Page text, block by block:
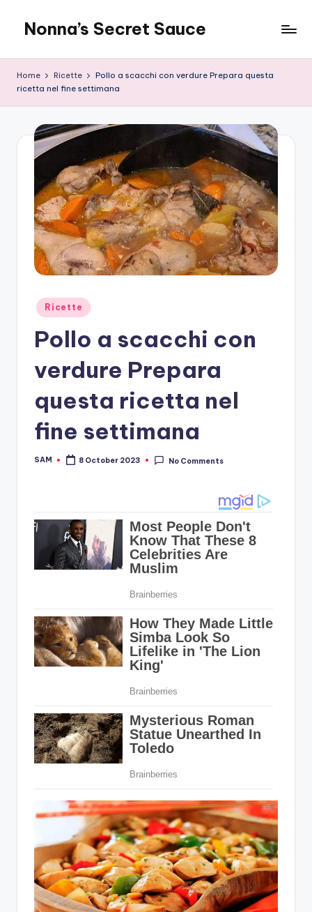
content
Nonna’s Secret Sauce
Home Ricette
Pollo a scacchi con verdure Prepara questa
ricetta nel fine settimana
Posted
in
Ricette
Pollo a scacchi con
verdure Prepara
questa ricetta nel
fine settimana
Posted
SAM 8 October 2023 No Comments